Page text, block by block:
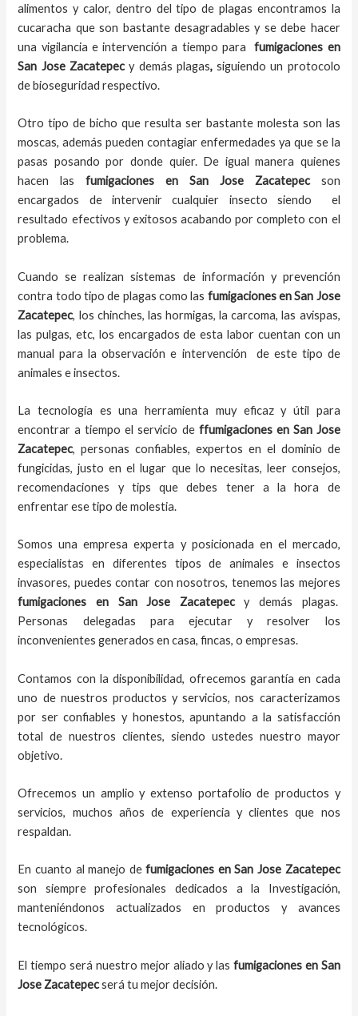
alimentos y calor, dentro del tipo de plagas encontramos la
cucaracha que son bastante desagradables y se debe hacer
una vigilancia e intervención a tiempo parafumigaciones en
San Jose Zacatepec y demás plagas,siguiendo un protocolo
de bioseguridad respectivo.
Otro tipo de bicho que resulta ser bastante molesta son las
moscas, además pueden contagiar enfermedades ya que se la
pasas posando por donde quier. De igual manera quienes
hacen las
fumigaciones en San Jose Zacatepecson
encargados de intervenir cualquier insecto siendo el
resultado efectivos y exitosos acabando por completo con el
problema.
Cuando se realizan sistemas de información y prevención
contra todo tipo de plagas como las fumigacionesen San Jose
Zacatepec, los chinches, las hormigas, la carcoma, las avispas,
las pulgas, etc, los encargados de esta labor cuentan con un
manual para la observación e intervención de este tipo de
animales e insectos.
La tecnología es una herramienta muy eficaz y útil para
encontrar a tiempo el servicio de ffumigaciones en San Jose
Zacatepec, personas confiables, expertos en el dominio de
fungicidas, justo en el lugar que lo necesitas, leer consejos,
recomendaciones y tips que debes tener a la hora de
enfrentar ese tipo de molestia.
Somos una empresa experta y posicionada en el mercado,
especialistas en diferentes tipos de animales e insectos
invasores, puedes contar con nosotros, tenemos las mejores
fumigaciones
en San Jose Zacatepecy demás plagas.
Personas delegadas para ejecutar y resolver los
inconvenientes generados en casa, fincas, o empresas.
Contamos con la disponibilidad, ofrecemos garantía en cada
uno de nuestros productos y servicios, nos caracterizamos
por ser confiables y honestos, apuntando a la satisfacción
total de nuestros clientes, siendo ustedes nuestro mayor
objetivo.
Ofrecemos un amplio y extenso portafolio de productos y
servicios, muchos años de experiencia y clientes que nos
respaldan.
En cuanto almanejo defumigaciones enSan Jose Zacatepec
son siempre profesionales dedicados a la Investigación,
manteniéndonos actualizados en productos y avances
tecnológicos.
El tiempo será nuestro mejor aliado ylas fumigaciones en San
Jose Zacatepecserá tu mejor decisión.